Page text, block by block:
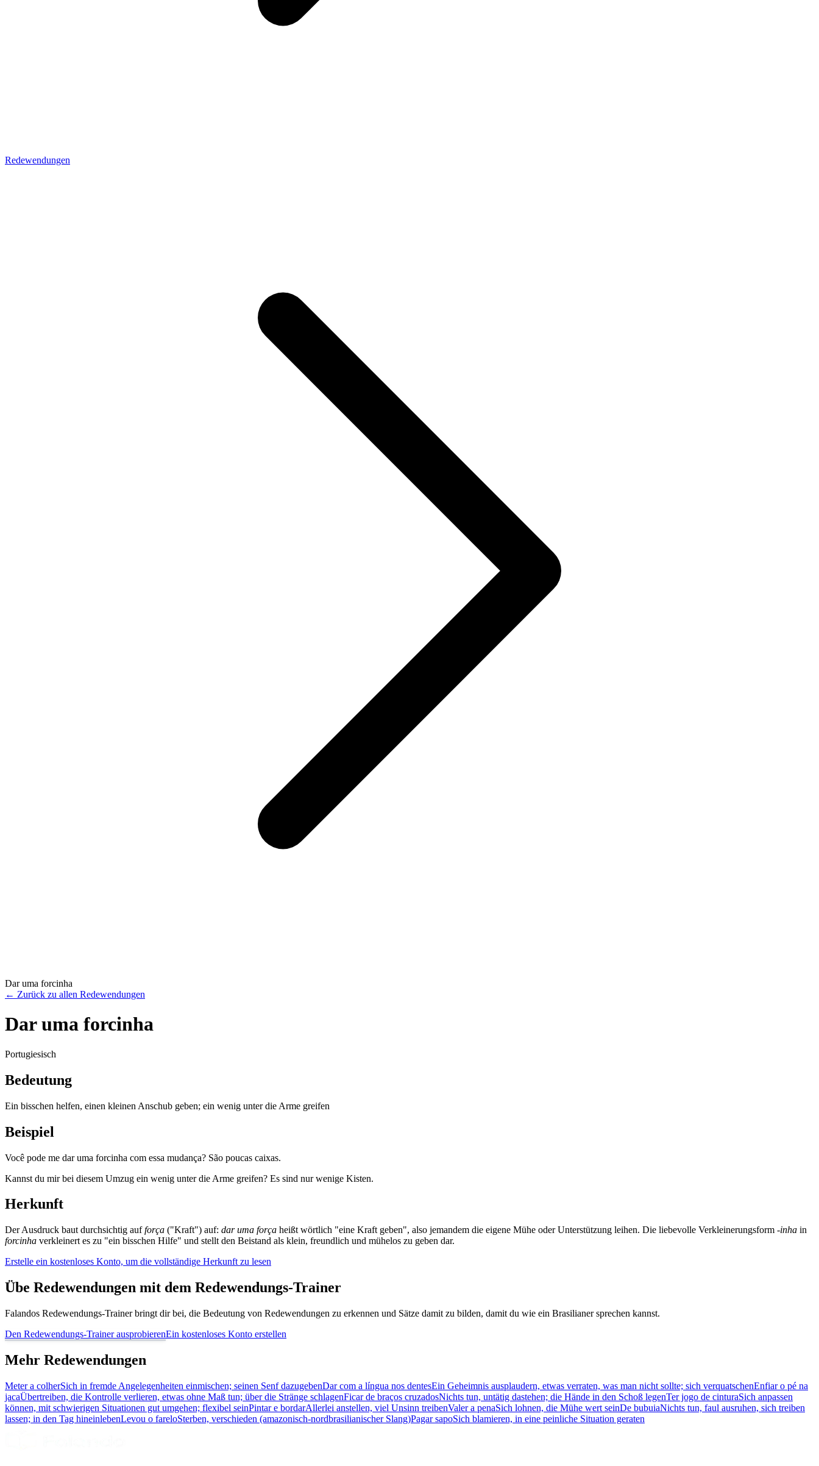
Redewendungen
Dar uma forcinha
← Zurück zu allen Redewendungen
Dar uma forcinha
Portugiesisch
Bedeutung
Ein bisschen helfen, einen kleinen Anschub geben; ein wenig unter die Arme greifen
Beispiel
Você pode me dar uma forcinha com essa mudança? São poucas caixas.
Kannst du mir bei diesem Umzug ein wenig unter die Arme greifen? Es sind nur wenige Kisten.
Herkunft
Der Ausdruck baut durchsichtig aufforça ("Kraft") auf: dar uma força heißt wörtlich "eine Kraft geben", also jemandem die eigene Mühe oder Unterstützung leihen. Die liebevolle Verkleinerungsform -inha in
forcinha verkleinert es zu "ein bisschen Hilfe" und stellt den Beistand als klein, freundlich und mühelos zu geben dar.
Erstelle ein kostenloses Konto, um die vollständige Herkunft zu lesen
Übe Redewendungen mit dem Redewendungs-Trainer
Falandos Redewendungs-Trainer bringt dir bei, die Bedeutung von Redewendungen zu erkennen und Sätze damit zu bilden, damit du wie ein Brasilianer sprechen kannst.
Den Redewendungs-Trainer ausprobierenEin kostenloses Konto erstellen
Mehr Redewendungen
Meter a colherSich in fremde Angelegenheiten einmischen; seinen Senf dazugebenDar com a língua nos dentesEin Geheimnis ausplaudern, etwas verraten, was man nicht sollte; sich verquatschenEnfiar o pé na
jacaÜbertreiben, die Kontrolle verlieren, etwas ohne Maß tun; über die Stränge schlagenFicar de braços cruzadosNichts tun, untätig dastehen; die Hände in den Schoß legenTer jogo de cinturaSich anpassen
können, mit schwierigen Situationen gut umgehen; flexibel seinPintar e bordarAllerlei anstellen, viel Unsinn treibenValer a penaSich lohnen, die Mühe wert seinDe bubuiaNichts tun, faul ausruhen, sich treiben
lassen; in den Tag hineinlebenLevou o fareloSterben, verschieden (amazonisch-nordbrasilianischer Slang)Pagar sapoSich blamieren, in eine peinliche Situation geraten